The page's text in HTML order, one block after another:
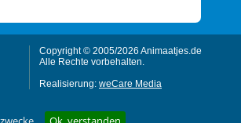
Copyright © 2005/2026 Animaatjes.de
Alle Rechte vorbehalten.
Realisierung: weCare Media